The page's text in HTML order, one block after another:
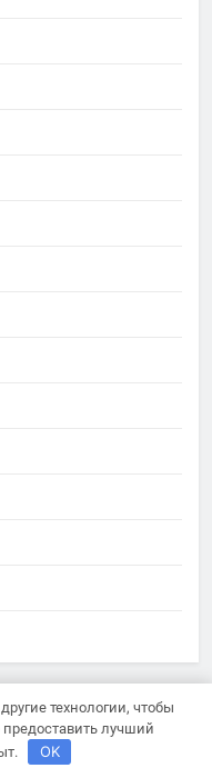
технологии, чтобы
лучший
OK